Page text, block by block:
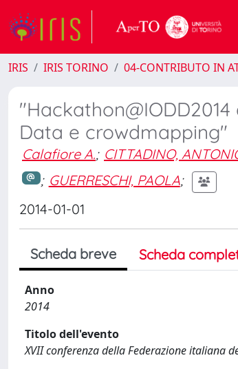
IRIS IRIS TORINO 04-CONTRIBUTO IN
Data e crowdmapping"
Calafiore A.; CITTADINO,
; GUERRESCHI, PAOLA;
2014-01-01
Scheda breve Scheda
Anno
2014
Titolo dell'evento
XVII conferenza della Federazione italiana